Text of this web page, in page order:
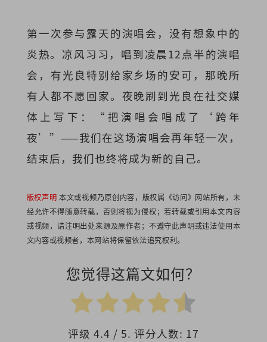
第一次参与露天的演唱会，没有想象中的
炎热。凉风习习，唱到凌晨12点半的演唱
会，有光良特别给家乡场的安可，那晚所
有人都不愿回家。夜晚刷到光良在社交媒
体上写下：“把演唱会唱成了‘跨年
夜’”——我们在这场演唱会再年轻一次，
结束后，我们也终将成为新的自己。
版权声明本文或视频乃原创内容，版权属《访问》网站所有，未
经允许不得随意转载，否则将视为侵权；若转载或引用本文内容
或视频，请注明出处来源及原作者；不遵守此声明或违法使用本
文内容或视频者，本网站将保留依法追究权利。
您觉得这篇文如何？
评级 4.4 / 5. 评分人数: 17